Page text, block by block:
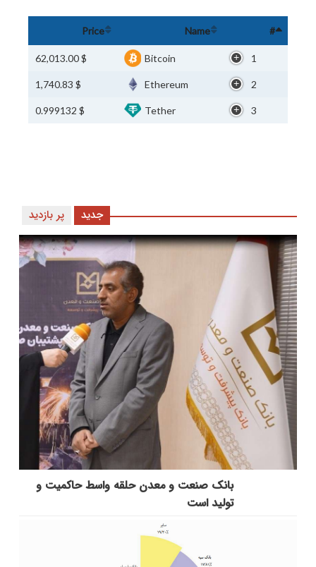
#
Name
Price
1
Bitcoin
$ 62,013.00
2
Ethereum
$ 1,740.83
3
Tether
$ 0.999132
پر بازدید جدید
بانك صنعت و معدن حلقه واسط حاكمیت و
تولید است